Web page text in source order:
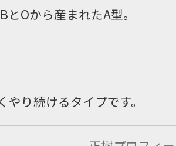
Oから産まれたA型。
り続けるタイプです。